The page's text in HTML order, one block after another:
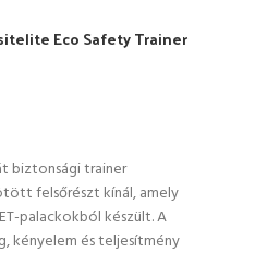
Eco Safety Trainer
biztonsági trainer
felsőrészt kínál, amely
palackokból készült. A
kényelem és teljesítmény